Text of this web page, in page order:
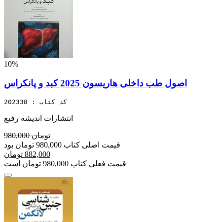
10%
اصول طب داخلی هاریسون 2025 کبد و پانکراس
کد کتاب : 202338
انتشارات اندیشه رفیع
980,000 تومان
قیمت اصلی کتاب 980,000 تومان بود
882,000 تومان
قیمت فعلی کتاب 980,000 تومان است